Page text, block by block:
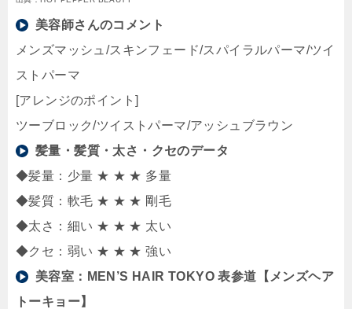
美容師さんのコメント
メンズマッシュ/スキンフェード/スパイラルパーマ/ツイ
ストパーマ
[アレンジのポイント]
ツーブロック/ツイストパーマ/アッシュブラウン
髪量・髪質・太さ・クセのデータ
◆髪量：少量 ★ ★ ★ 多量
◆髪質：軟毛 ★ ★ ★ 剛毛
◆太さ：細い ★ ★ ★ 太い
◆クセ：弱い ★ ★ ★ 強い
美容室： MEN’S HAIR TOKYO 表参道【メンズヘア
トーキョー】